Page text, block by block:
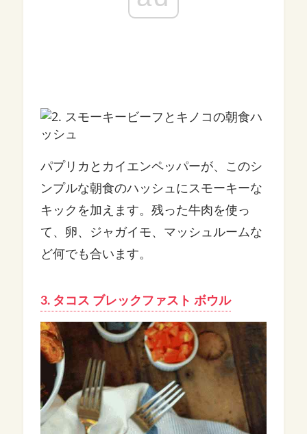
パプリカとカイエンペッパーが、このシ
ンプルな朝食のハッシュにスモーキーな
キックを加えます。残った牛肉を使っ
て、卵、ジャガイモ、マッシュルームな
ど何でも合います。
3. タコス ブレックファスト ボウル